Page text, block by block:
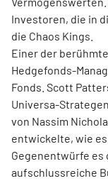
Investoren, die in
die Chaos Kings.
Einer der
Hedgefonds-
Fonds. Scott
Universa-
von Nassim
entwickelte, wie
Gegenentwürfe es
aufschlussreiche